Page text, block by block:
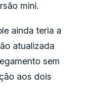
mini.
ainda teria a
atualizada
sem
aos dois